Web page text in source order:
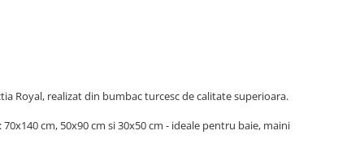
Royal, realizat din bumbac turcesc de calitate superioara.
cm, 50x90 cm si 30x50 cm - ideale pentru baie, maini